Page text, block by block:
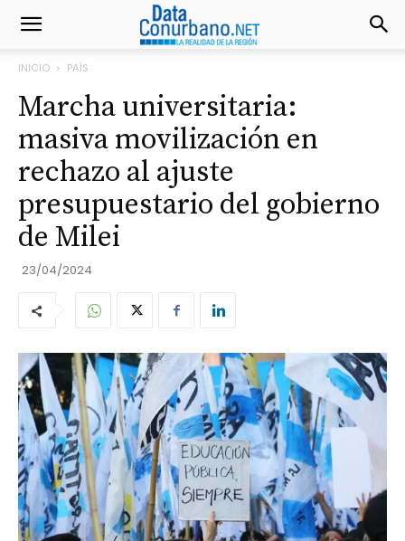
INICIO PAÍS
Marcha universitaria:
masiva movilización en
rechazo al ajuste
presupuestario del gobierno
de Milei
23/04/2024